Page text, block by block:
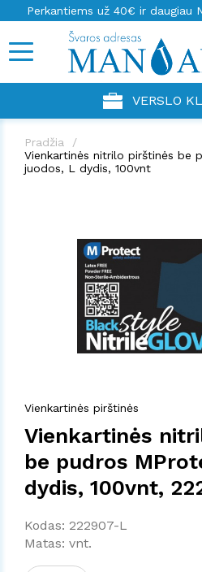
Perkantiems už 40€ ir daugiau
VERSLO
Pradžia
Vienkartinės nitrilo pirštinės be
juodos, L dydis, 100vnt
Vienkartinės pirštinės
Vienkartinės
be pudros
dydis, 100vnt,
Kodas: 222907-L
Matas: vnt.